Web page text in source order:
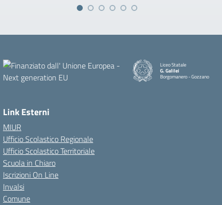
Liceo Statale
G. Galilei
Borgomanero - Gozzano
Link Esterni
MIUR
Ufficio Scolastico Regionale
Ufficio Scolastico Territoriale
Scuola in Chiaro
Iscrizioni On Line
Invalsi
Comune